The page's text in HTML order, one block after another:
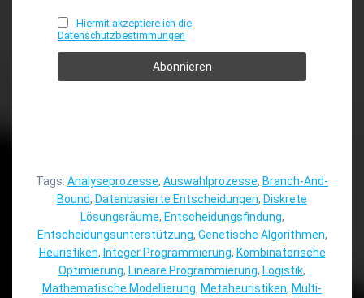
Hiermit akzeptiere ich die
Datenschutzbestimmungen
Tags: Analyseprozesse, Auswahlprozesse, Branch-And-
Bound, Datenbasierte Entscheidungen, Diskrete
Lösungsräume, Entscheidungsfindung,
Entscheidungsunterstützung, Genetische Algorithmen,
Heuristiken, Integer Programmierung, Kombinatorische
Optimierung, Lineare Programmierung, Logistik,
Mathematische Modellierung, Metaheuristiken, Multi-